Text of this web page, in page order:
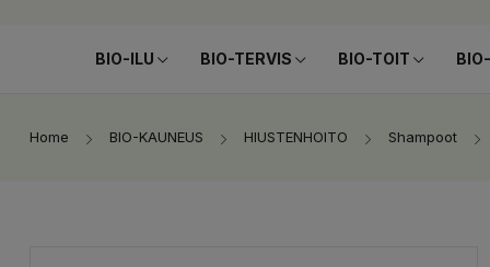
BIO-ILU BIO-TERVIS BIO-TOIT
Home BIO-KAUNEUS HIUSTENHOITO Shampoot